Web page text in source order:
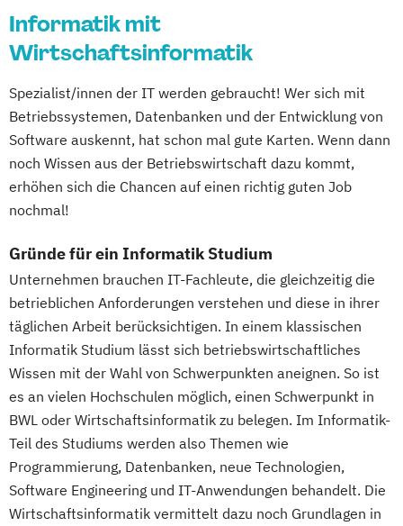
Informatik mit
Wirtschaftsinformatik
Spezialist/innen der IT werden gebraucht! Wer sich mit
Betriebssystemen, Datenbanken und der Entwicklung von
Software auskennt, hat schon mal gute Karten. Wenn dann
noch Wissen aus der Betriebswirtschaft dazu kommt,
erhöhen sich die Chancen auf einen richtig guten Job
nochmal!
Gründe für ein Informatik Studium
Unternehmen brauchen IT-Fachleute, die gleichzeitig die
betrieblichen Anforderungen verstehen und diese in ihrer
täglichen Arbeit berücksichtigen. In einem klassischen
Informatik Studium lässt sich betriebswirtschaftliches
Wissen mit der Wahl von Schwerpunkten aneignen. So ist
es an vielen Hochschulen möglich, einen Schwerpunkt in
BWL oder Wirtschaftsinformatik zu belegen. Im Informatik-
Teil des Studiums werden also Themen wie
Programmierung, Datenbanken, neue Technologien,
Software Engineering und IT-Anwendungen behandelt. Die
Wirtschaftsinformatik vermittelt dazu noch Grundlagen in